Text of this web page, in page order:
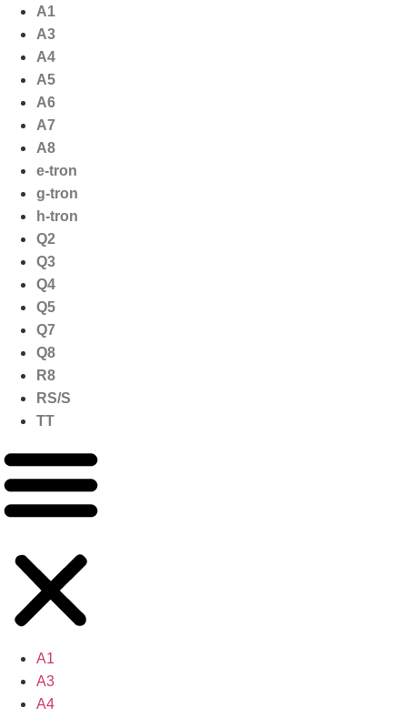
naar
inhoud
A1
A3
A4
A5
A6
A7
A8
e-tron
g-tron
h-tron
Q2
Q3
Q4
Q5
Q7
Q8
R8
RS/S
TT
A1
A3
A4